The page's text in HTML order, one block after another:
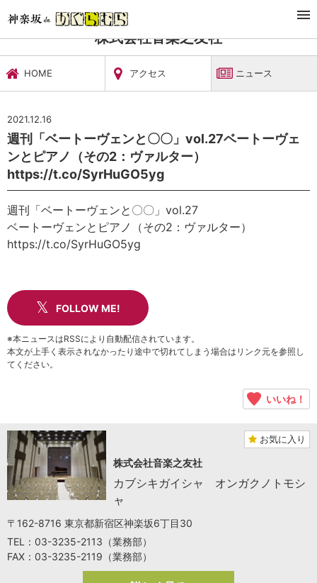
文化施設・ギャラリー
株式会社音楽之友社
HOME アクセス ニュース
2021.12.16
週刊「ベートーヴェンと〇〇」vol.27ベートーヴェ
ンとピアノ（その2：ヴァルター）
https://t.co/SyrHuGO5yg
週刊「ベートーヴェンと〇〇」vol.27
ベートーヴェンとピアノ（その2：ヴァルター）
https://t.co/SyrHuGO5yg
FOLLOW ME!
※本ニュースはRSSにより自動配信されています。
本文が上手く表示されなかったり途中で切れてしまう場合はリンク元を参照し
てください。
いいね！
お気に入り
株式会社音楽之友社
カブシキガイシャ オンガクノトモシ
ャ
〒162-8716 東京都新宿区神楽坂6丁目30
TEL：03-3235-2113（業務部）
FAX：03-3235-2119（業務部）